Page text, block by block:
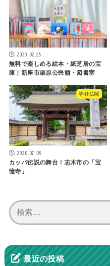
2023.02.25
無料で楽しめる絵本・紙芝居の宝
庫｜新座市栗原公民館・図書室
寺社仏閣
2020.07.09
カッパ伝説の舞台！志木市の「宝
憧寺」
最近の投稿